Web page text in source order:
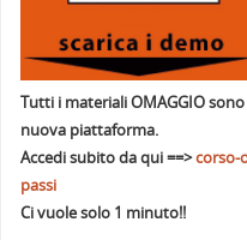
Tutti i materiali OMAGGIO
nuova piattaforma.
Accedi subito da qui ==>corso-
passi
Ci vuole solo 1 minuto!!